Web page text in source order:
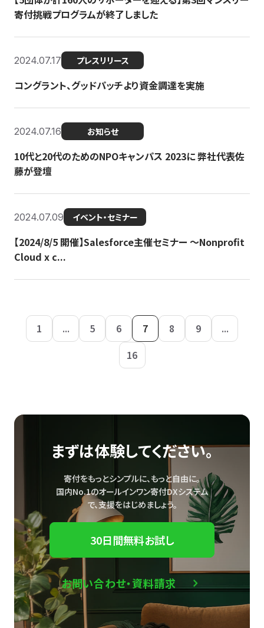
寄付挑戦プログラムが終了しました
2024.07.17 プレスリリース
コングラント、グッドパッチより資金調達を実施
2024.07.16 お知らせ
10代と20代のためのNPOキャンパス 2023に 弊社代表佐
藤が登壇
2024.07.09 イベント・セミナー
【2024/8/5 開催】Salesforce主催セミナー 〜Nonprofit
Cloud x c...
1 ... 5 6 7 8 9
...
16
まずは体験してください。
寄付をもっとシンプルに、もっと自由に。
国内No.1のオールインワン寄付DXシステム
で、支援をはじめましょう。
30日間無料お試し
お問い合わせ・資料請求